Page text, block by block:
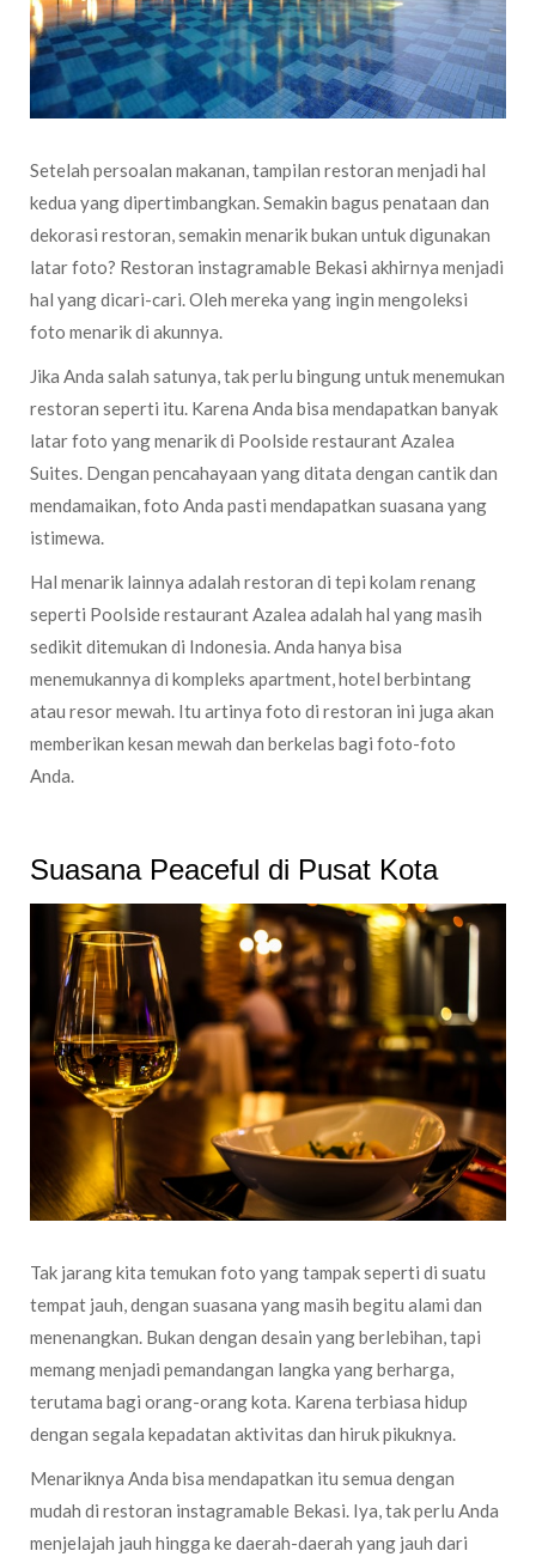
Setelah persoalan makanan, tampilan restoran menjadi hal
kedua yang dipertimbangkan. Semakin bagus penataan dan
dekorasi restoran, semakin menarik bukan untuk digunakan
latar foto? Restoran instagramable Bekasi akhirnya menjadi
hal yang dicari-cari. Oleh mereka yang ingin mengoleksi
foto menarik di akunnya.
Jika Anda salah satunya, tak perlu bingung untuk menemukan
restoran seperti itu. Karena Anda bisa mendapatkan banyak
latar foto yang menarik di Poolside restaurant Azalea
Suites. Dengan pencahayaan yang ditata dengan cantik dan
mendamaikan, foto Anda pasti mendapatkan suasana yang
istimewa.
Hal menarik lainnya adalah restoran di tepi kolam renang
seperti Poolside restaurant Azalea adalah hal yang masih
sedikit ditemukan di Indonesia. Anda hanya bisa
menemukannya di kompleks apartment, hotel berbintang
atau resor mewah. Itu artinya foto di restoran ini juga akan
memberikan kesan mewah dan berkelas bagi foto-foto
Anda.
Suasana Peaceful di Pusat Kota
Tak jarang kita temukan foto yang tampak seperti di suatu
tempat jauh, dengan suasana yang masih begitu alami dan
menenangkan. Bukan dengan desain yang berlebihan, tapi
memang menjadi pemandangan langka yang berharga,
terutama bagi orang-orang kota. Karena terbiasa hidup
dengan segala kepadatan aktivitas dan hiruk pikuknya.
Menariknya Anda bisa mendapatkan itu semua dengan
mudah di restoran instagramable Bekasi. Iya, tak perlu Anda
menjelajah jauh hingga ke daerah-daerah yang jauh dari